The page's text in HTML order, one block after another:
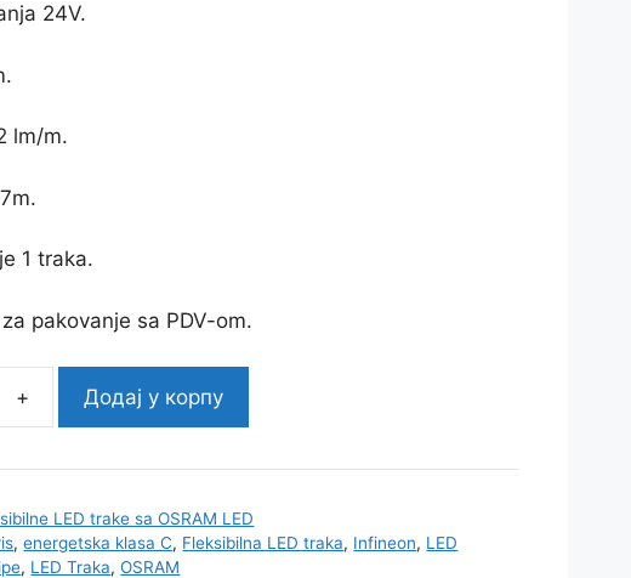
24V.
lm/m.
1 traka.
pakovanje sa PDV-om.
Додај у корпу
LED trake sa OSRAM LED
,energetska klasa C, Fleksibilna LED traka, Infineon, LED
, LED Traka,OSRAM